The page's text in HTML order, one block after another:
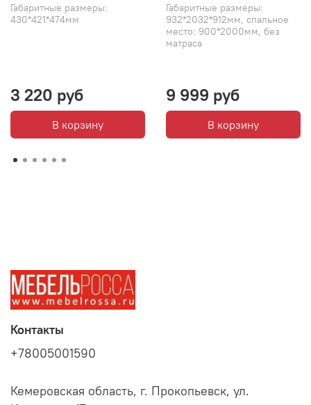
Габаритные размеры:
430*421*474мм
3 220 руб
В корзину
Габаритные размеры:
932*2032*912мм, спальное
место: 900*2000мм, без
матраса
9 999 руб
В корзину
Контакты
+78005001590
Кемеровская область, г. Прокопьевск, ул.